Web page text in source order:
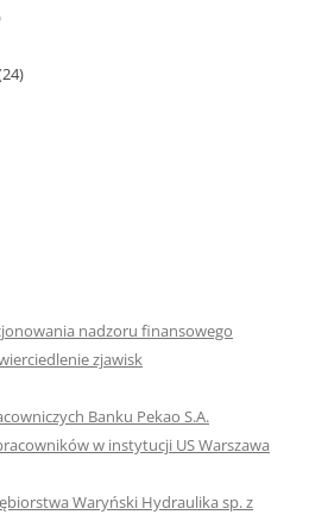
nadzoru finansowego
zjawisk
Banku Pekao S.A.
w instytucji US Warszawa
Waryński Hydraulika sp. z